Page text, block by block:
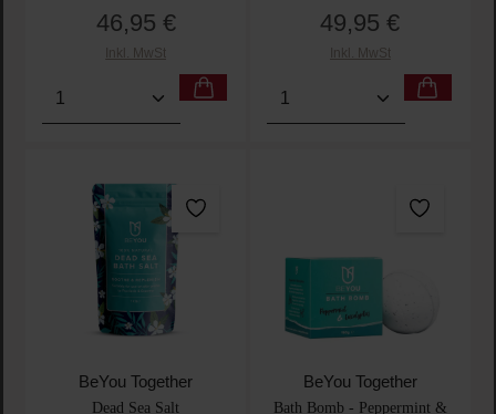
Regulärer Preis:
46,95 €
Inkl. MwSt
Produkt Anzahl: Gib den gewünschten Wert ein
Regulärer Preis:
49,95 €
Inkl. MwSt
Produkt Anzahl: Gib
BeYou Together
Dead Sea Salt
BeYou Together
Bath Bomb - Peppermint &